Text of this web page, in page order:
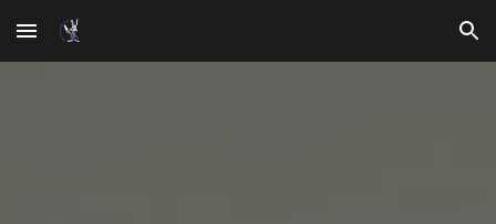
Skip to main content Skip to navigation